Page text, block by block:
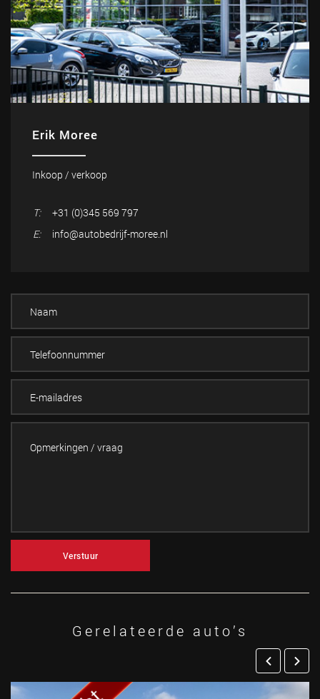
Erik Moree
Inkoop / verkoop
T:
+31 (0)345 569 797
E:
info@autobedrijf-moree.nl
Verstuur
Gerelateerde auto’s